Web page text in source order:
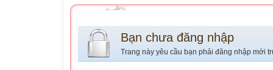
Bạn chưa đăng nhập
Trang này yêu cầu bạn phải đăng nhập mới